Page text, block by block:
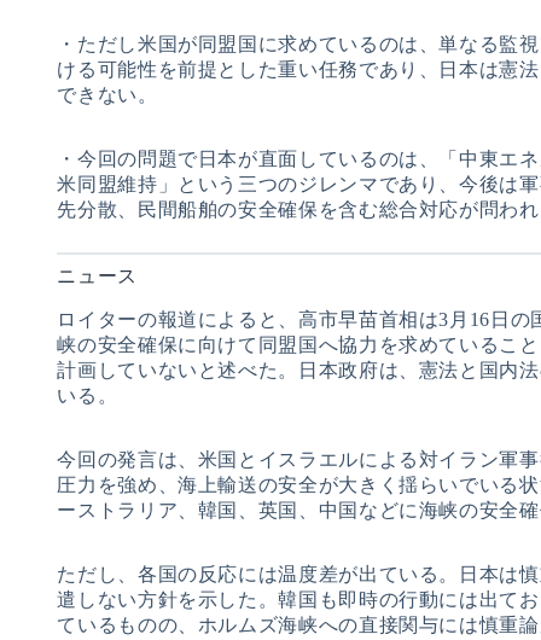
・ただし米国が同盟国に求めているのは、単なる監
ける可能性を前提とした重い任務であり、日本は憲
できない。
・今回の問題で日本が直面しているのは、「中東エ
米同盟維持」という三つのジレンマであり、今後は
先分散、民間船舶の安全確保を含む総合対応が問わ
ニュース
ロイターの報道によると、高市早苗首相は3月16日
峡の安全確保に向けて同盟国へ協力を求めているこ
計画していないと述べた。日本政府は、憲法と国内
いる。
今回の発言は、米国とイスラエルによる対イラン軍
圧力を強め、海上輸送の安全が大きく揺らいでいる
ーストラリア、韓国、英国、中国などに海峡の安全
ただし、各国の反応には温度差が出ている。日本は
遣しない方針を示した。韓国も即時の行動には出て
ているものの、ホルムズ海峡への直接関与には慎重